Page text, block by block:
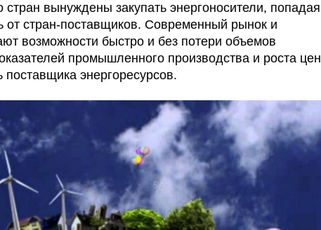
стран вынуждены закупать энергоносители, попадая
от стран-поставщиков. Современный рынок и
возможности быстро и без потери объемов
промышленного производства и роста цен
поставщика энергоресурсов.